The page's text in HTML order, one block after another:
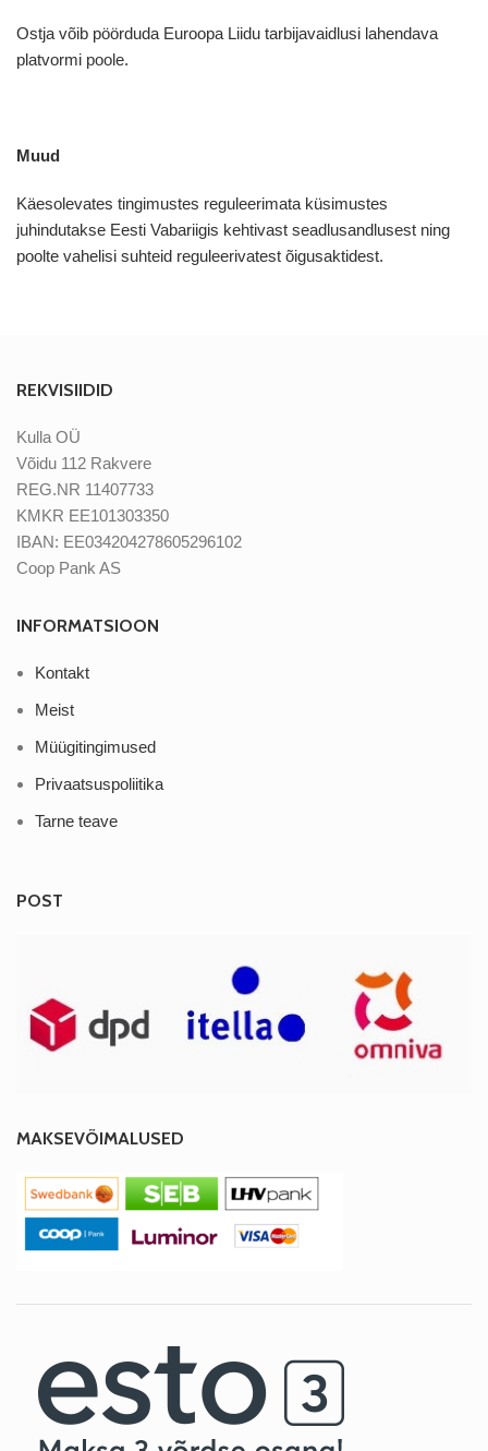
Ostja võib pöörduda Euroopa Liidu tarbijavaidlusi lahendava
platvormi poole.
Muud
Käesolevates tingimustes reguleerimata küsimustes
juhindutakse Eesti Vabariigis kehtivast seadlusandlusest ning
poolte vahelisi suhteid reguleerivatest õigusaktidest.
REKVISIIDID
Kulla OÜ
Võidu 112 Rakvere
REG.NR 11407733
KMKR EE101303350
IBAN: EE034204278605296102
Coop Pank AS
INFORMATSIOON
Kontakt
Meist
Müügitingimused
Privaatsuspoliitika
Tarne teave
POST
MAKSEVÕIMALUSED